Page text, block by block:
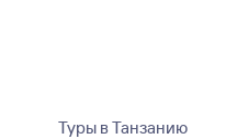
Туры в Танзанию